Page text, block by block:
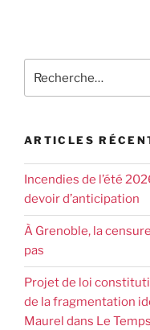
ARTICLES
Incendies de l’été
devoir d’anticipation
À Grenoble, la
pas
Projet de loi
de la fragmentation
Maurel dans Le